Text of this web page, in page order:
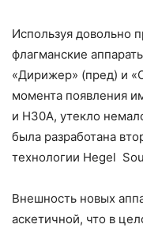
Используя довольно
флагманские
«Дирижер» (пред) и
момента появления
и H30A, утекло
была разработана
технологии Hegel
Внешность новых
аскетичной, что в